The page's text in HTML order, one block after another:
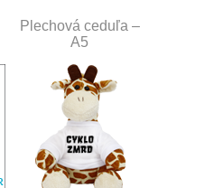
Plechová ceduľa –
A5